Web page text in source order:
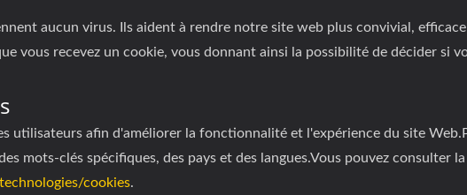
aucun virus. Ils aident à rendre notre site web plus convivial,
vous recevez un cookie, vous donnant ainsi la possibilité de décider si
utilisateurs afin d'améliorer la fonctionnalité et l'expérience du site
mots-clés spécifiques, des pays et des langues.Vous pouvez consulter
cookies.